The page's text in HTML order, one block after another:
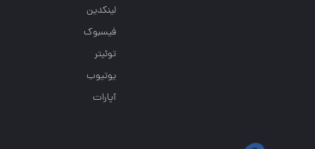
لینکدین
فیسبوک
توئیتر
یوتیوب
آپارات